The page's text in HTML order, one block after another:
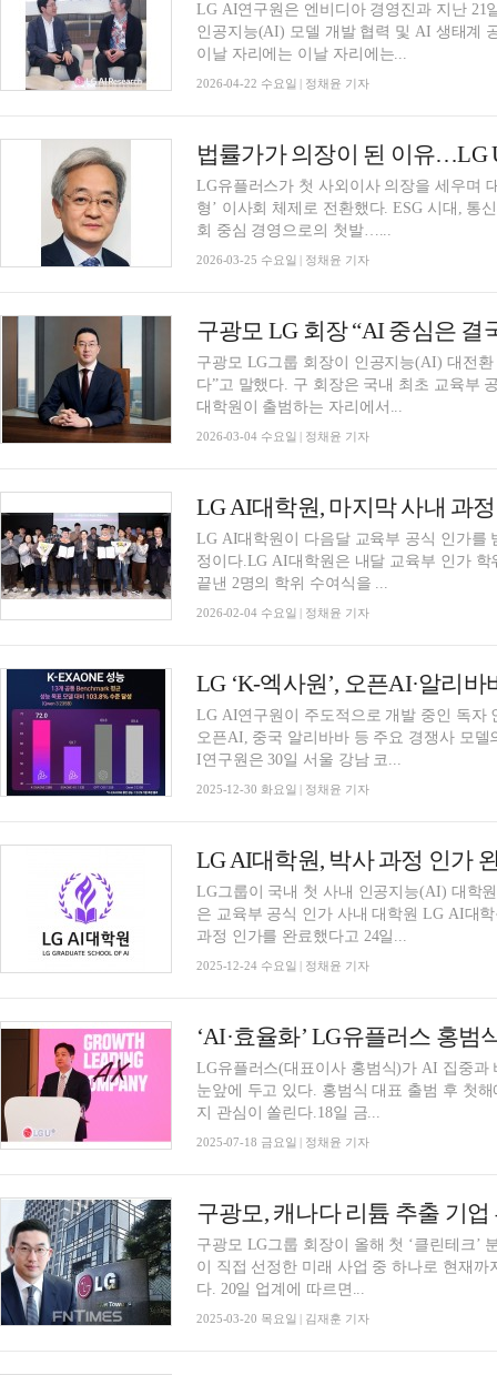
LG AI연구원은 엔비디아 경영진과 지난 21
인공지능(AI) 모델 개발 협력 및 AI 생태계
이날 자리에는 이날 자리에는...
2026-04-22 수요일 | 정채윤 기자
법률가가 의장이 된 이유…LG
LG유플러스가 첫 사외이사 의장을 세우며
형’ 이사회 체제로 전환했다. ESG 시대, 통
회 중심 경영으로의 첫발…...
2026-03-25 수요일 | 정채윤 기자
구광모 LG 회장 “AI 중심은
구광모 LG그룹 회장이 인공지능(AI) 대전
다”고 말했다. 구 회장은 국내 최초 교육부
대학원이 출범하는 자리에서...
2026-03-04 수요일 | 정채윤 기자
LG AI대학원, 마지막 사내 과
LG AI대학원이 다음달 교육부 공식 인가를
정이다.LG AI대학원은 내달 교육부 인가
끝낸 2명의 학위 수여식을 ...
2026-02-04 수요일 | 정채윤 기자
LG ‘K-엑사원’, 오픈AI·알리
LG AI연구원이 주도적으로 개발 중인 독자
오픈AI, 중국 알리바바 등 주요 경쟁사 모
I연구원은 30일 서울 강남 코...
2025-12-30 화요일 | 정채윤 기자
LG AI대학원, 박사 과정 인가
LG그룹이 국내 첫 사내 인공지능(AI) 대학
은 교육부 공식 인가 사내 대학원 LG AI대
과정 인가를 완료했다고 24일...
2025-12-24 수요일 | 정채윤 기자
‘AI·효율화’ LG유플러스 홍범
LG유플러스(대표이사 홍범식)가 AI 집중과
눈앞에 두고 있다. 홍범식 대표 출범 후 첫
지 관심이 쏠린다.18일 금...
2025-07-18 금요일 | 정채윤 기자
구광모, 캐나다 리튬 추출 기
구광모 LG그룹 회장이 올해 첫 ‘클린테크’
이 직접 선정한 미래 사업 중 하나로 현재
다. 20일 업계에 따르면...
2025-03-20 목요일 | 김재훈 기자